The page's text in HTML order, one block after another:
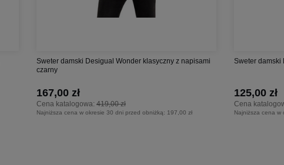
Sweter damski Desigual Wonder klasyczny z napisami
czarny
Cena katalogowa: 419,00 zł
167,00 zł
Najniższa cena w okresie 30 dni przed obniżką: 197,00 zł
Sweter
Cena
125,00 zł
Najniższa cena w